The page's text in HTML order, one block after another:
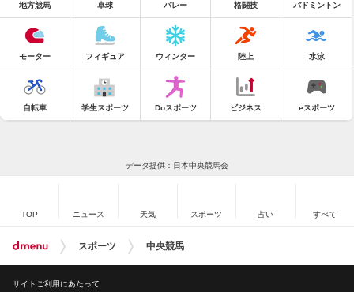
地方競馬 卓球 バレー 格闘技 バドミントン
モーター フィギュア ウィンター 陸上 水泳
自転車 学生スポーツ Doスポーツ ビジネス eスポーツ
データ提供：日本中央競馬会
TOP ニュース 天気 スポーツ 占い すべて
スポーツ 中央競馬
サイトご利用にあたって